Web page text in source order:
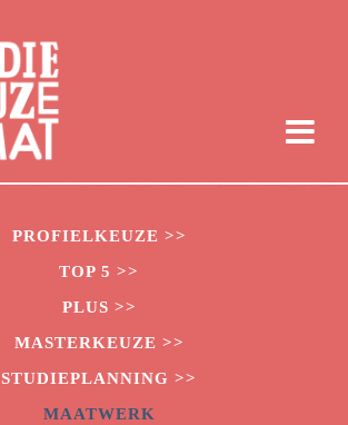
PROFIELKEUZE >>
TOP 5 >>
PLUS >>
MASTERKEUZE >>
STUDIEPLANNING >>
MAATWERK